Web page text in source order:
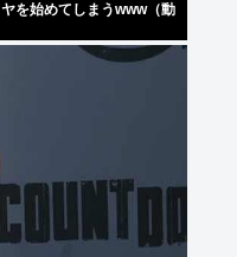
を始めてしまうwww（動